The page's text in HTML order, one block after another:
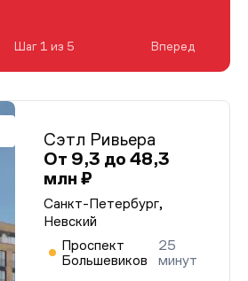
Сэтл Ривьера
От 9,3 до 48,3
млн ₽
Санкт-Петербург,
Невский
Проспект
Большевиков
25
минут
Шаг 1 из 5 Вперед